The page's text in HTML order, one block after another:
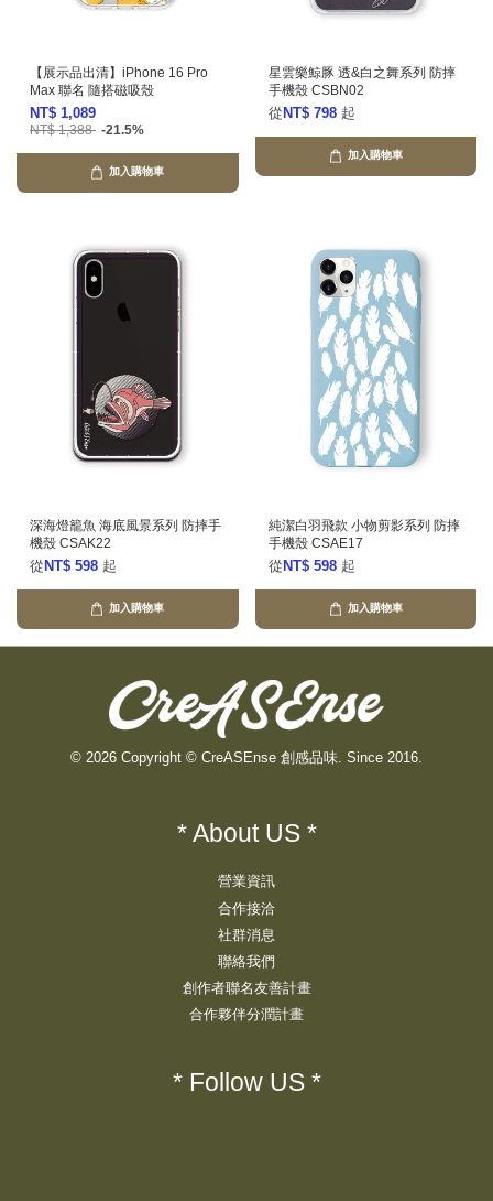
【展示品出清】iPhone 16 Pro
Max 聯名 隨搭磁吸殼
NT$ 1,089
NT$ 1,388 -21.5%
加入購物車
星雲樂鯨豚 透&白之舞系列 防摔
手機殼 CSBN02
從 NT$ 798 起
加入購物車
深海燈籠魚 海底風景系列 防摔手
機殼 CSAK22
從 NT$ 598 起
加入購物車
純潔白羽飛款 小物剪影系列 防摔
手機殼 CSAE17
從 NT$ 598 起
加入購物車
© 2026 Copyright © CreASEnse 創感品味. Since 2016.
* About US *
營業資訊
合作接洽
社群消息
聯絡我們
創作者聯名友善計畫
合作夥伴分潤計畫
* Follow US *